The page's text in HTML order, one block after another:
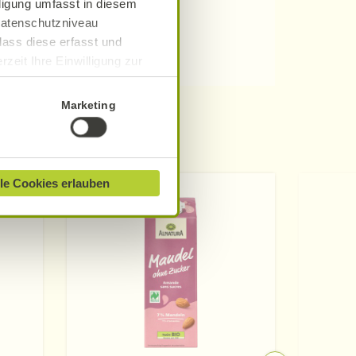
umfasst in diesem
diese erfasst und
Ihre Einwilligung zur
finden Sie in unserer
Marketing
Cookies erlauben